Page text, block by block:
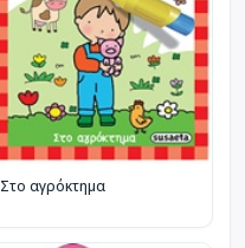
Στο αγρόκτημα